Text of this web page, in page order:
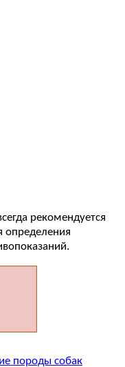
рекомендуется
определения
породы собак